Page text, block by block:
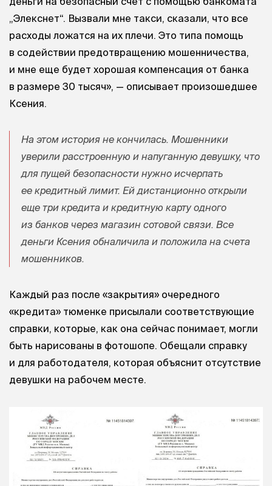
„Элекснет“. Вызвали мне такси, сказали, что все
расходы ложатся на их плечи. Это типа помощь
в содействии предотвращению мошенничества,
и мне еще будет хорошая компенсация от банка
в размере 30 тысяч», — описывает произошедшее
Ксения.
На этом история не кончилась. Мошенники
уверили расстроенную и напуганную девушку, что
для пущей безопасности нужно исчерпать
ее кредитный лимит. Ей дистанционно открыли
еще три кредита и кредитную карту одного
из банков через магазин сотовой связи. Все
деньги Ксения обналичила и положила на счета
мошенников.
Каждый раз после «закрытия» очередного
«кредита» тюменке присылали соответствующие
справки, которые, как она сейчас понимает, могли
быть нарисованы в фотошопе. Обещали справку
и для работодателя, которая объяснит отсутствие
девушки на рабочем месте.